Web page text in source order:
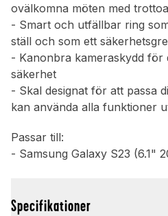
ovälkomna möten med
- Smart och utfällbar ring
ställ och som ett
- Kanonbra kameraskydd för
säkerhet
- Skal designat för att passa
kan använda alla funktioner
Passar till:
- Samsung Galaxy S23 (6.1"
Specifikationer